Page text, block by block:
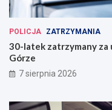
POLICJA ZATRZYMANIA
30-latek zatrzymany za
Górze
7 sierpnia 2026